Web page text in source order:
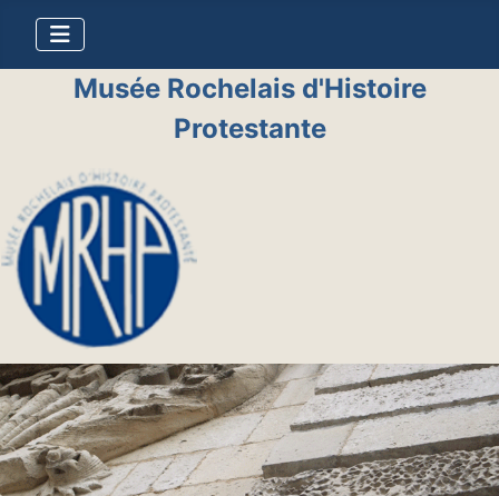
Musée Rochelais d'Histoire
Protestante